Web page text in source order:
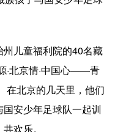
儿童福利院的40名藏
·北京情·中国心——青
在北京的几天里，他们
安少年足球队一起训
欢乐。